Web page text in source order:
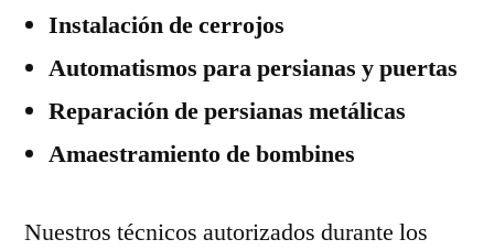
Instalación de cerrojos
Automatismos para persianas y puertas
Reparación de persianas metálicas
Amaestramiento de bombines
Nuestros técnicos autorizados durante los